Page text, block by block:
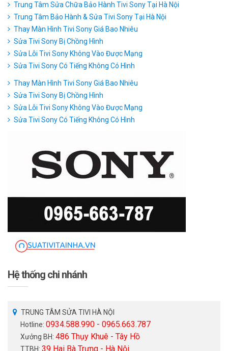
Trung Tâm Sửa Chữa Bảo Hành Tivi Sony Tại Hà Nội
Trung Tâm Bảo Hành & Sửa Tivi Sony Tại Hà Nội
Thay Màn Hình Tivi Sony Giá Bao Nhiêu
Sửa Tivi Sony Bị Chồng Hình
Sửa Lỗi Tivi Sony Không Vào Được Mạng
Sửa Tivi Sony Có Tiếng Không Có Hình
Thay Màn Hình Tivi Sony Giá Bao Nhiêu
Sửa Tivi Sony Bị Chồng Hình
Sửa Lỗi Tivi Sony Không Vào Được Mạng
Sửa Tivi Sony Có Tiếng Không Có Hình
Hệ thống chi nhánh
TRUNG TÂM SỬA TIVI HÀ NỘI
Hotline: 0934.588.990 - 0965.663.787
Xưởng BH: 486 Thụy Khuê - Tây Hồ
TTBH: 39 Hai Bà Trưng - Hà Nội